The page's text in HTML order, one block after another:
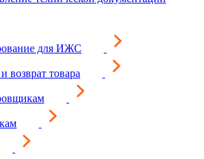
для ИЖС
возврат товара